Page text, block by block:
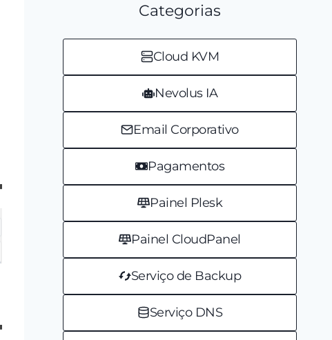
Categorias
Cloud KVM
Nevolus IA
Email Corporativo
Pagamentos
Painel Plesk
Painel CloudPanel
Serviço de Backup
Serviço DNS